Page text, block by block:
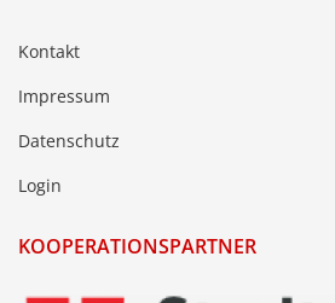
Kontakt
Impressum
Datenschutz
Login
KOOPERATIONSPARTNER